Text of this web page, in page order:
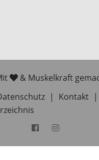
& Muskelkraft
| Kontakt |